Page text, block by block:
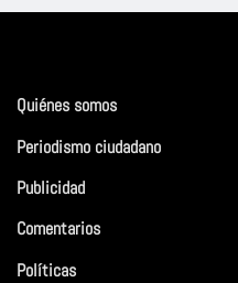
Quiénes somos
Periodismo ciudadano
Publicidad
Comentarios
Políticas